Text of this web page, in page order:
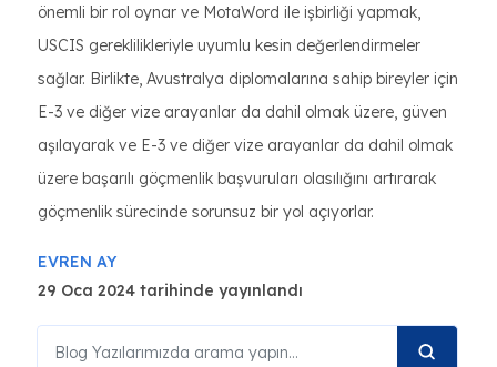
önemli bir rol oynar ve MotaWord ile işbirliği yapmak,
USCIS gereklilikleriyle uyumlu kesin değerlendirmeler
sağlar. Birlikte, Avustralya diplomalarına sahip bireyler için
E-3 ve diğer vize arayanlar da dahil olmak üzere, güven
aşılayarak ve E-3 ve diğer vize arayanlar da dahil olmak
üzere başarılı göçmenlik başvuruları olasılığını artırarak
göçmenlik sürecinde sorunsuz bir yol açıyorlar.
EVREN AY
29 Oca 2024 tarihinde yayınlandı